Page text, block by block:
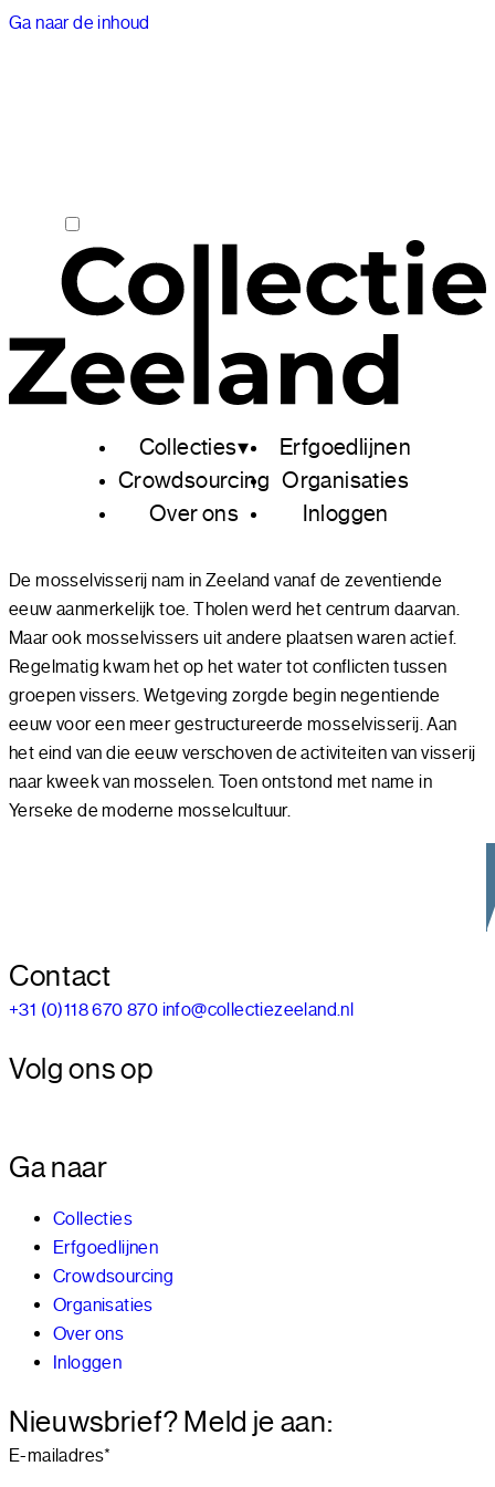
Ga naar de inhoud
Collecties
Erfgoedlijnen
Crowdsourcing Organisaties
Over ons
Inloggen
De mosselvisserij nam in Zeeland vanaf de zeventiende
eeuw aanmerkelijk toe. Tholen werd het centrum daarvan.
Maar ook mosselvissers uit andere plaatsen waren actief.
Regelmatig kwam het op het water tot conflicten tussen
groepen vissers. Wetgeving zorgde begin negentiende
eeuw voor een meer gestructureerde mosselvisserij. Aan
het eind van die eeuw verschoven de activiteiten van visserij
naar kweek van mosselen. Toen ontstond met name in
Yerseke de moderne mosselcultuur.
Contact
+31 (0)118 670 870 info@collectiezeeland.nl
Volg ons op
Ga naar
Collecties
Erfgoedlijnen
Crowdsourcing
Organisaties
Over ons
Inloggen
Nieuwsbrief? Meld je aan:
E-mailadres*